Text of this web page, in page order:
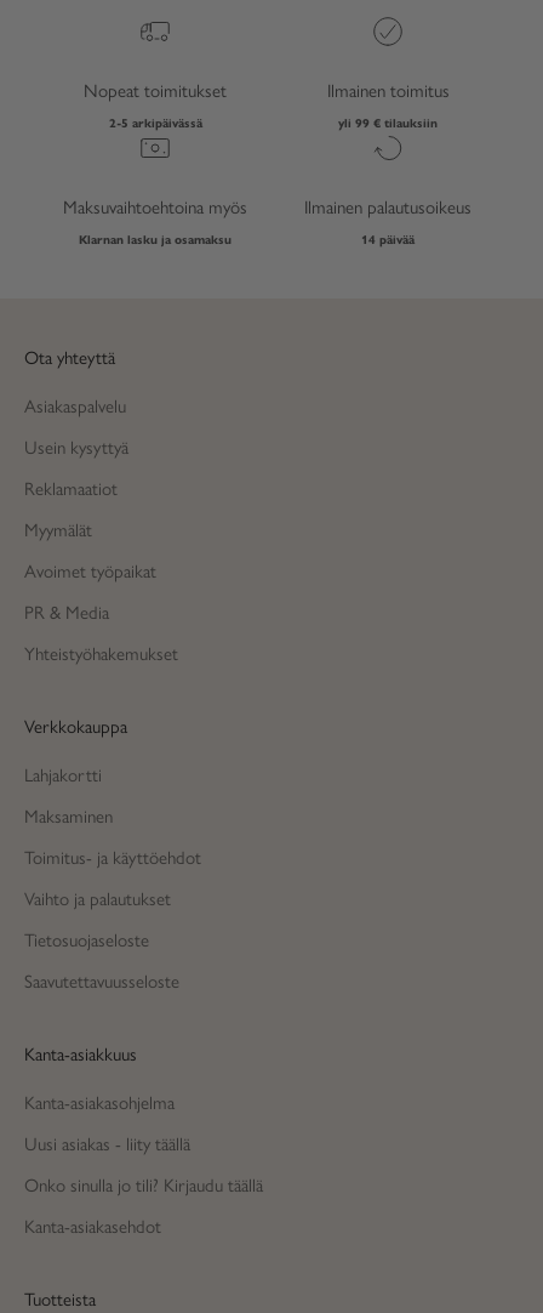
Nopeat toimitukset
2-5 arkipäivässä
Ilmainen toimitus
yli 99 € tilauksiin
Maksuvaihtoehtoina myös
Klarnan lasku ja osamaksu
Ilmainen palautusoikeus
14 päivää
Ota yhteyttä
Asiakaspalvelu
Usein kysyttyä
Reklamaatiot
Myymälät
Avoimet työpaikat
PR & Media
Yhteistyöhakemukset
Verkkokauppa
Lahjakortti
Maksaminen
Toimitus- ja käyttöehdot
Vaihto ja palautukset
Tietosuojaseloste
Saavutettavuusseloste
Kanta-asiakkuus
Kanta-asiakasohjelma
Uusi asiakas - liity täällä
Onko sinulla jo tili? Kirjaudu täällä
Kanta-asiakasehdot
Tuotteista